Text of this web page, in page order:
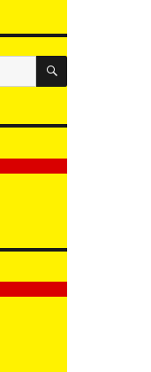
RECHERCHE